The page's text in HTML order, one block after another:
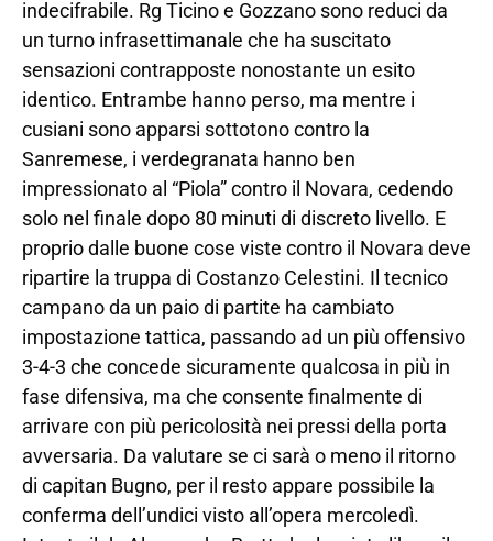
indecifrabile. Rg Ticino e Gozzano sono reduci da
un turno infrasettimanale che ha suscitato
sensazioni contrapposte nonostante un esito
identico. Entrambe hanno perso, ma mentre i
cusiani sono apparsi sottotono contro la
Sanremese, i verdegranata hanno ben
impressionato al “Piola” contro il Novara, cedendo
solo nel finale dopo 80 minuti di discreto livello. E
proprio dalle buone cose viste contro il Novara deve
ripartire la truppa di Costanzo Celestini. Il tecnico
campano da un paio di partite ha cambiato
impostazione tattica, passando ad un più offensivo
3-4-3 che concede sicuramente qualcosa in più in
fase difensiva, ma che consente finalmente di
arrivare con più pericolosità nei pressi della porta
avversaria. Da valutare se ci sarà o meno il ritorno
di capitan Bugno, per il resto appare possibile la
conferma dell’undici visto all’opera mercoledì.